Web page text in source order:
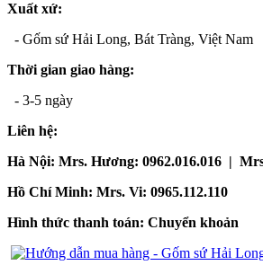
Xuất xứ:
- Gốm sứ Hải Long, Bát Tràng, Việt Nam
Thời gian giao hàng:
- 3-5 ngày
Liên hệ:
Hà Nội: Mrs. Hương: 0962.016.016 |
Hồ Chí Minh: Mrs. Vi: 0965.112.110
Hình thức thanh toán: Chuyển khoản